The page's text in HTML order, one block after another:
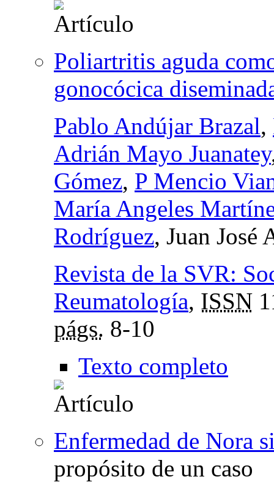
Poliartritis aguda
gonocócica
Pablo Andújar Brazal,
Adrián Mayo Juanatey
Gómez, P Mencio
María Angeles
Rodríguez, Juan José
Revista de la SVR:
Reumatología, ISSN
págs. 8-10
Texto completo
Enfermedad de Nora
propósito de un caso